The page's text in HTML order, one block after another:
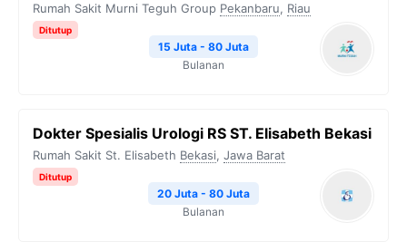
Rumah Sakit Murni Teguh Group Pekanbaru, Riau
Ditutup
15 Juta - 80 Juta
Bulanan
Dokter Spesialis Urologi RS ST. Elisabeth Bekasi
Rumah Sakit St. Elisabeth Bekasi, Jawa Barat
Ditutup
20 Juta - 80 Juta
Bulanan